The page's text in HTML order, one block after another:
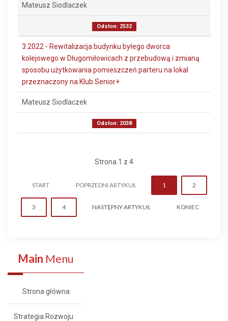
Mateusz Siodlaczek
Odsłon: 2532
3.2022 - Rewitalizacja budynku byłego dworca
kolejowego w Długomiłowicach z przebudową i zmianą
sposobu użytkowania pomieszczeń parteru na lokal
przeznaczony na Klub Senior+
Mateusz Siodlaczek
Odsłon: 2038
Strona 1 z 4
START POPRZEDNI ARTYKUŁ 1 2
3 4 NASTĘPNY ARTYKUŁ KONIEC
Main Menu
Strona główna
Strategia Rozwoju